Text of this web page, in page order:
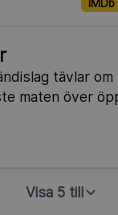
tävlar om
maten över
Visa 5 till